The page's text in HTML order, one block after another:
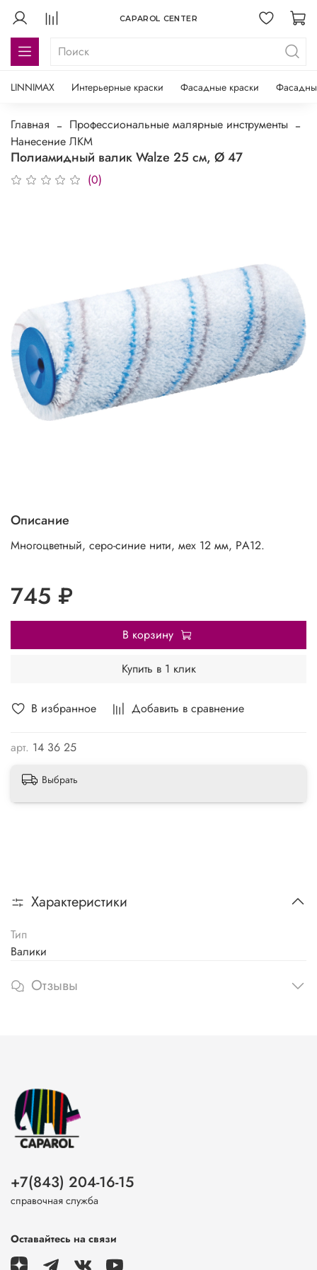
CAPAROL CENTER
LINNIMAX Интерьерные краски Фасадные краски
Главная
Профессиональные малярные инструменты
Нанесение ЛКМ
Полиамидный валик Walze 25 см, Ø 47
(0)
В избранное Добавить в сравнение
арт. 14 36 25
Описание
Многоцветный, серо-синие нити, мех 12 мм, PА12.
745 ₽
В корзину
Купить в 1 клик
Выбрать
Характеристики
Тип
Валики
Отзывы
+7(843) 204-16-15
справочная служба
Оставайтесь на связи